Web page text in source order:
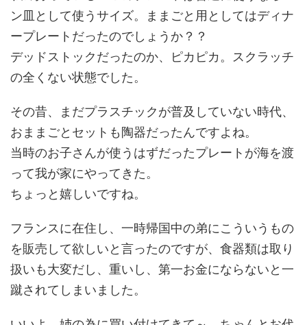
ン皿として使うサイズ。ままごと用としてはディナ
ープレートだったのでしょうか？？
デッドストックだったのか、ピカピカ。スクラッチ
の全くない状態でした。
その昔、まだプラスチックが普及していない時代、
おままごとセットも陶器だったんですよね。
当時のお子さんが使うはずだったプレートが海を渡
って我が家にやってきた。
ちょっと嬉しいですね。
フランスに在住し、一時帰国中の弟にこういうもの
を販売して欲しいと言ったのですが、食器類は取り
扱いも大変だし、重いし、第一お金にならないと一
蹴されてしまいました。